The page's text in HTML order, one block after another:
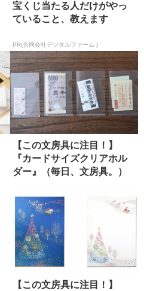
宝くじ当たる人だけがやっ
ていること、教えます
PR(合同会社デジタルファーム )
【この文房具に注目！】
『カードサイズクリアホル
ダー』（毎日、文房具。）
【この文房具に注目！】